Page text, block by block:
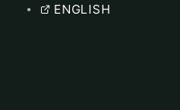
ENGLISH